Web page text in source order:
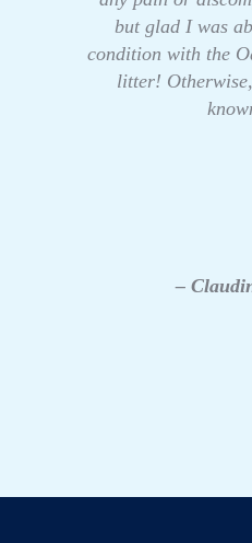
but glad I was
condition with the
litter!
–